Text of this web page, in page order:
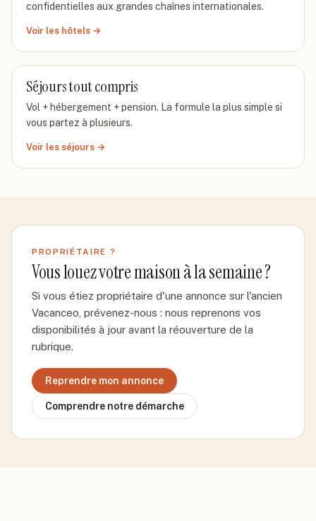
confidentielles aux grandes chaînes internationales.
Voir les hôtels →
Séjours tout compris
Vol + hébergement + pension. La formule la plus simple si
vous partez à plusieurs.
Voir les séjours →
PROPRIÉTAIRE ?
Vous louez votre maison à la semaine ?
Si vous étiez propriétaire d'une annonce sur l'ancien
Vacanceo, prévenez-nous : nous reprenons vos
disponibilités à jour avant la réouverture de la
rubrique.
Reprendre mon annonce
Comprendre notre démarche